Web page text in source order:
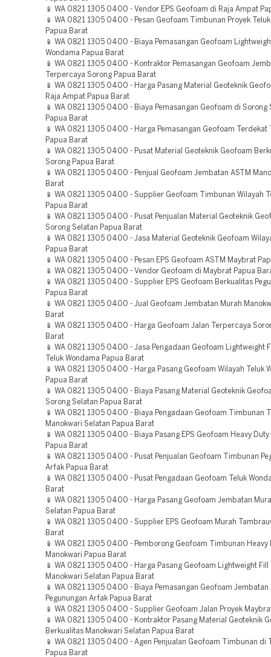
📱 WA 0821 1305 0400 - Vendor EPS Geofoam di Raja Ampat
📱 WA 0821 1305 0400 - Pesan Geofoam Timbunan Proyek
Papua Barat
📱 WA 0821 1305 0400 - Biaya Pemasangan Geofoam
Wondama Papua Barat
📱 WA 0821 1305 0400 - Kontraktor Pemasangan Geofoam
Terpercaya Sorong Papua Barat
📱 WA 0821 1305 0400 - Harga Pasang Material Geoteknik
Raja Ampat Papua Barat
📱 WA 0821 1305 0400 - Biaya Pemasangan Geofoam di Sorong
Papua Barat
📱 WA 0821 1305 0400 - Harga Pemasangan Geofoam Terdekat
Papua Barat
📱 WA 0821 1305 0400 - Pusat Material Geoteknik Geofoam
Sorong Papua Barat
📱 WA 0821 1305 0400 - Penjual Geofoam Jembatan ASTM
Barat
📱 WA 0821 1305 0400 - Supplier Geofoam Timbunan Wilayah
Papua Barat
📱 WA 0821 1305 0400 - Pusat Penjualan Material Geoteknik
Sorong Selatan Papua Barat
📱 WA 0821 1305 0400 - Jasa Material Geoteknik Geofoam
Papua Barat
📱 WA 0821 1305 0400 - Pesan EPS Geofoam ASTM Maybrat
📱 WA 0821 1305 0400 - Vendor Geofoam di Maybrat Papua
📱 WA 0821 1305 0400 - Supplier EPS Geofoam Berkualitas
Papua Barat
📱 WA 0821 1305 0400 - Jual Geofoam Jembatan Murah
Barat
📱 WA 0821 1305 0400 - Harga Geofoam Jalan Terpercaya
Barat
📱 WA 0821 1305 0400 - Jasa Pengadaan Geofoam Lightweight
Teluk Wondama Papua Barat
📱 WA 0821 1305 0400 - Harga Pasang Geofoam Wilayah Teluk
Papua Barat
📱 WA 0821 1305 0400 - Biaya Pasang Material Geoteknik
Sorong Selatan Papua Barat
📱 WA 0821 1305 0400 - Biaya Pengadaan Geofoam Timbunan
Manokwari Selatan Papua Barat
📱 WA 0821 1305 0400 - Biaya Pasang EPS Geofoam Heavy
Papua Barat
📱 WA 0821 1305 0400 - Pusat Penjualan Geofoam Timbunan
Arfak Papua Barat
📱 WA 0821 1305 0400 - Pusat Pengadaan Geofoam Teluk
Barat
📱 WA 0821 1305 0400 - Harga Pasang Geofoam Jembatan
Selatan Papua Barat
📱 WA 0821 1305 0400 - Supplier EPS Geofoam Murah
Barat
📱 WA 0821 1305 0400 - Pemborong Geofoam Timbunan Heavy
Manokwari Papua Barat
📱 WA 0821 1305 0400 - Harga Pasang Geofoam Lightweight
Manokwari Selatan Papua Barat
📱 WA 0821 1305 0400 - Biaya Pemasangan Geofoam Jembatan
Pegunungan Arfak Papua Barat
📱 WA 0821 1305 0400 - Supplier Geofoam Jalan Proyek
📱 WA 0821 1305 0400 - Kontraktor Pasang Material Geoteknik
Berkualitas Manokwari Selatan Papua Barat
📱 WA 0821 1305 0400 - Agen Penjualan Geofoam Timbunan di
Papua Barat